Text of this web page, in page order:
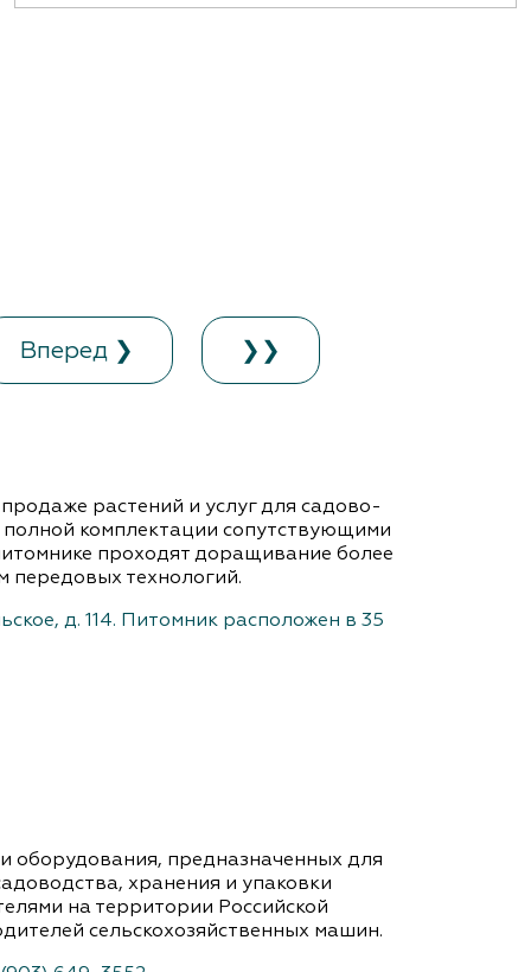
Вперед ❯ ❯❯
растений и услуг для садово-
комплектации сопутствующими
проходят доращивание более
передовых технологий.
д. 114. Питомник расположен в 35
предназначенных для
хранения и упаковки
на территории Российской
сельскохозяйственных машин.